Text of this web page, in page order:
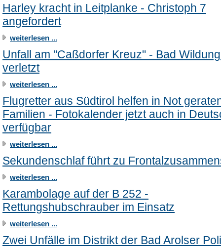
Harley kracht in Leitplanke - Christoph 7
angefordert
weiterlesen ...
Unfall am "Caßdorfer Kreuz" - Bad
verletzt
weiterlesen ...
Flugretter aus Südtirol helfen in Not
Familien - Fotokalender jetzt auch in
verfügbar
weiterlesen ...
Sekundenschlaf führt zu
weiterlesen ...
Karambolage auf der B 252 -
Rettungshubschrauber im Einsatz
weiterlesen ...
Zwei Unfälle im Distrikt der Bad Arolser